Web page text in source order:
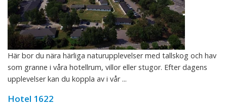
Här bor du nära härliga naturupplevelser med tallskog och hav
som granne i våra hotellrum, villor eller stugor. Efter dagens
upplevelser kan du koppla av i vår ...
Hotel 1622